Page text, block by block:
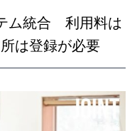
ム統合 利用料は
は登録が必要